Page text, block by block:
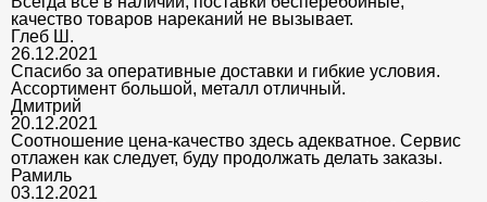
качество товаров нареканий не вызывает.
Глеб Ш.
26.12.2021
Спасибо за оперативные доставки и гибкие условия.
Ассортимент большой, металл отличный.
Дмитрий
20.12.2021
Соотношение цена-качество здесь адекватное. Сервис
отлажен как следует, буду продолжать делать заказы.
Рамиль
03.12.2021